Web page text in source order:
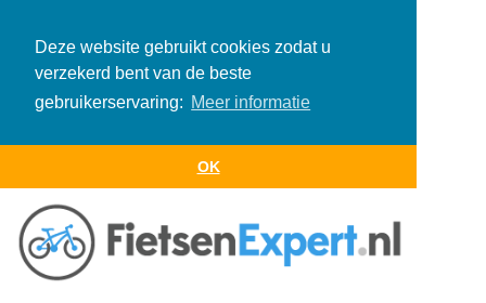
Deze website gebruikt cookies zodat u
verzekerd bent van de beste
gebruikerservaring: Meer informatie
OK